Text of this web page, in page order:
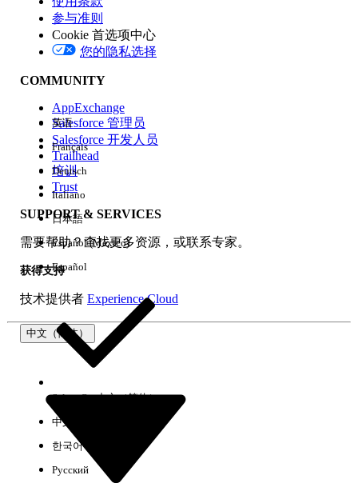
版本
体验
参与准则
Cookie 首选项中心
您的隐私选择
COMMUNITY
AppExchange
Salesforce 管理员
Salesforce 开发人员
Trailhead
培训
Trust
SUPPORT & SERVICES
需要帮助？查找更多资源，或联系专家。
获得支持
技术提供者 Experience Cloud
中文（简体）
英语
Français
Deutsch
Italiano
日本語
Español (México)
Español
Select Org中文（简体）
中文（繁体）
한국어
Русский